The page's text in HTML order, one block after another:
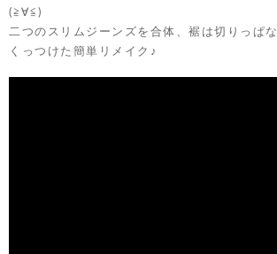
(≧∀≦)
二つのスリムジーンズを合体、裾は切りっぱ
くっつけた簡単リメイク♪